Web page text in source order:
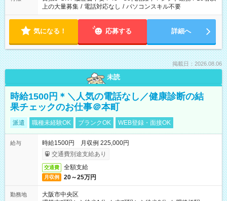
上の大量募集 / 電話対応なし / パソコンスキル不要
気になる！ 応募する 詳細へ
掲載日：2026.08.06
未読
時給1500円＊＼人気の電話なし／健康診断の結
果チェックのお仕事＠本町
派遣 職種未経験OK ブランクOK WEB登録・面接OK
給与
時給1500円 月収例 225,000円
交通費別途支給あり
交通費 全額支給
月収例 20～25万円
勤務地
大阪市中央区